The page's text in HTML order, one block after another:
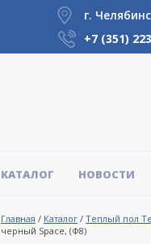
г.
+7 (351)
КАТАЛОГ НОВОСТИ
Главная / Каталог / Теплый пол
черный Space, (Ф8)